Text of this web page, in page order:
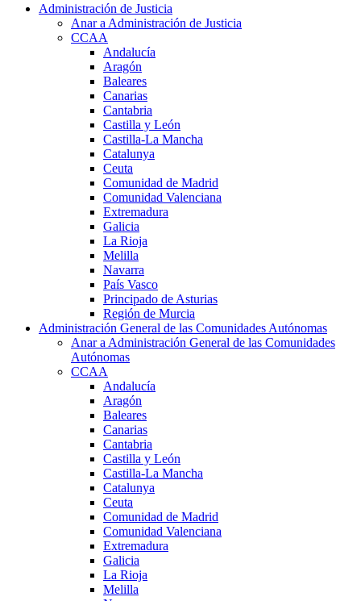
Administración de Justicia
Anar a Administración de Justicia
CCAA
Andalucía
Aragón
Baleares
Canarias
Cantabria
Castilla y León
Castilla-La Mancha
Catalunya
Ceuta
Comunidad de Madrid
Comunidad Valenciana
Extremadura
Galicia
La Rioja
Melilla
Navarra
País Vasco
Principado de Asturias
Región de Murcia
Administración General de las Comunidades Autónomas
Anar a Administración General de las Comunidades
Autónomas
CCAA
Andalucía
Aragón
Baleares
Canarias
Cantabria
Castilla y León
Castilla-La Mancha
Catalunya
Ceuta
Comunidad de Madrid
Comunidad Valenciana
Extremadura
Galicia
La Rioja
Melilla